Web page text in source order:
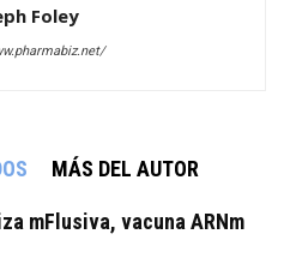
Foley
MÁS DEL AUTOR
mFlusiva, vacuna ARNm